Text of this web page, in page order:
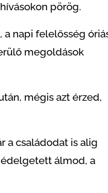
pörög.
a napi felelősség
megoldások
mégis azt érzed,
a családodat is alig
álmod, a